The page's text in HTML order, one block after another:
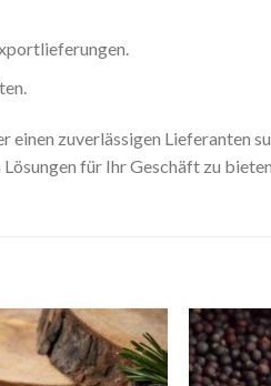
einen zuverlässigen Lieferanten
für Ihr Geschäft zu bieten.